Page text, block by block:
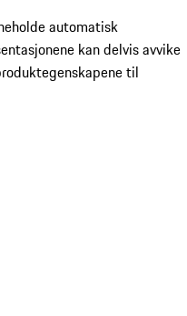
automatisk
kan delvis avvike
til